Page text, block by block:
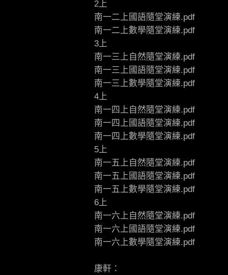
2上
南一二上國語隨堂演練.pdf
南一二上數學隨堂演練.pdf
3上
南一三上自然隨堂演練.pdf
南一三上國語隨堂演練.pdf
南一三上數學隨堂演練.pdf
4上
南一四上自然隨堂演練.pdf
南一四上國語隨堂演練.pdf
南一四上數學隨堂演練.pdf
5上
南一五上自然隨堂演練.pdf
南一五上國語隨堂演練.pdf
南一五上數學隨堂演練.pdf
6上
南一六上自然隨堂演練.pdf
南一六上國語隨堂演練.pdf
南一六上數學隨堂演練.pdf
康軒：